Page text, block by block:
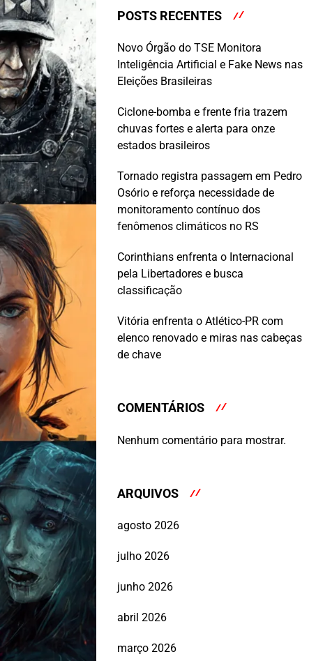
POSTS RECENTES
Novo Órgão do TSE Monitora
Inteligência Artificial e Fake News nas
Eleições Brasileiras
Ciclone-bomba e frente fria trazem
chuvas fortes e alerta para onze
estados brasileiros
Tornado registra passagem em Pedro
Osório e reforça necessidade de
monitoramento contínuo dos
fenômenos climáticos no RS
Corinthians enfrenta o Internacional
pela Libertadores e busca
classificação
Vitória enfrenta o Atlético-PR com
elenco renovado e miras nas cabeças
de chave
COMENTÁRIOS
Nenhum comentário para mostrar.
ARQUIVOS
agosto 2026
julho 2026
junho 2026
abril 2026
março 2026